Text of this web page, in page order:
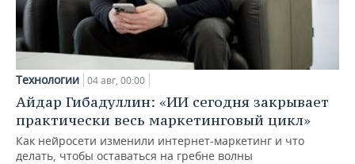
Технологии 04 авг, 00:00
Айдар Гибадуллин: «ИИ сегодня закрывает
практически весь маркетинговый цикл»
Как нейросети изменили интернет-маркетинг и что
делать, чтобы оставаться на гребне волны